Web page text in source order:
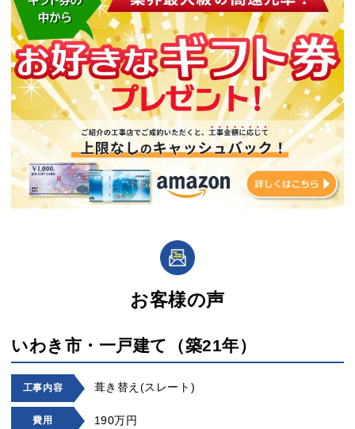
お客様の声
いわき市・一戸建て（築21年）
工事内容 葺き替え(スレート)
費用 190万円